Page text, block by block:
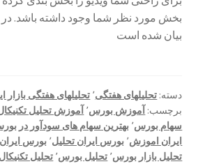
سوابق خرید
پرداخت
پروفایل
تحلیل های هفتگی
بخش مورد نظر شما وجود داشته باشد. در
بیان شده است
دسته: تحلیلهای هفتگی٬ تحلیلهای هفتگی بازار
برچسب: آموزش بورس٬ آموزش تحلیل
سهام بورس٬ بهترین سهام های سودآور در
ایران اموزش٬ بورس ایران تحلیل٬ بورس ایران
تحلیل بازار بورس٬ تحلیل بورس٬ تحلیل تکنیکال